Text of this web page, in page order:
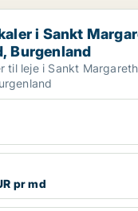
Margarethen im
im
Burgenland
im
pr md